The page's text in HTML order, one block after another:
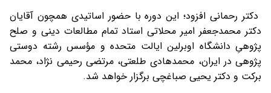
دکتر رحمانی افزود؛ این دوره با حضور اساتیدی همچون آقایان
دکتر محمدجعفر امیر محلاتی استاد تمام مطالعات دینی و صلح
پژوهیِ دانشگاه اوبرلین ایالت متحده و مؤسس رشته دوستی
پژوهی در ایران، محمدهادی طلعتی، مرتضی رحیمی نژاد، محمد
برکت و دکتر یحیی صباغچی برگزار خواهد شد.